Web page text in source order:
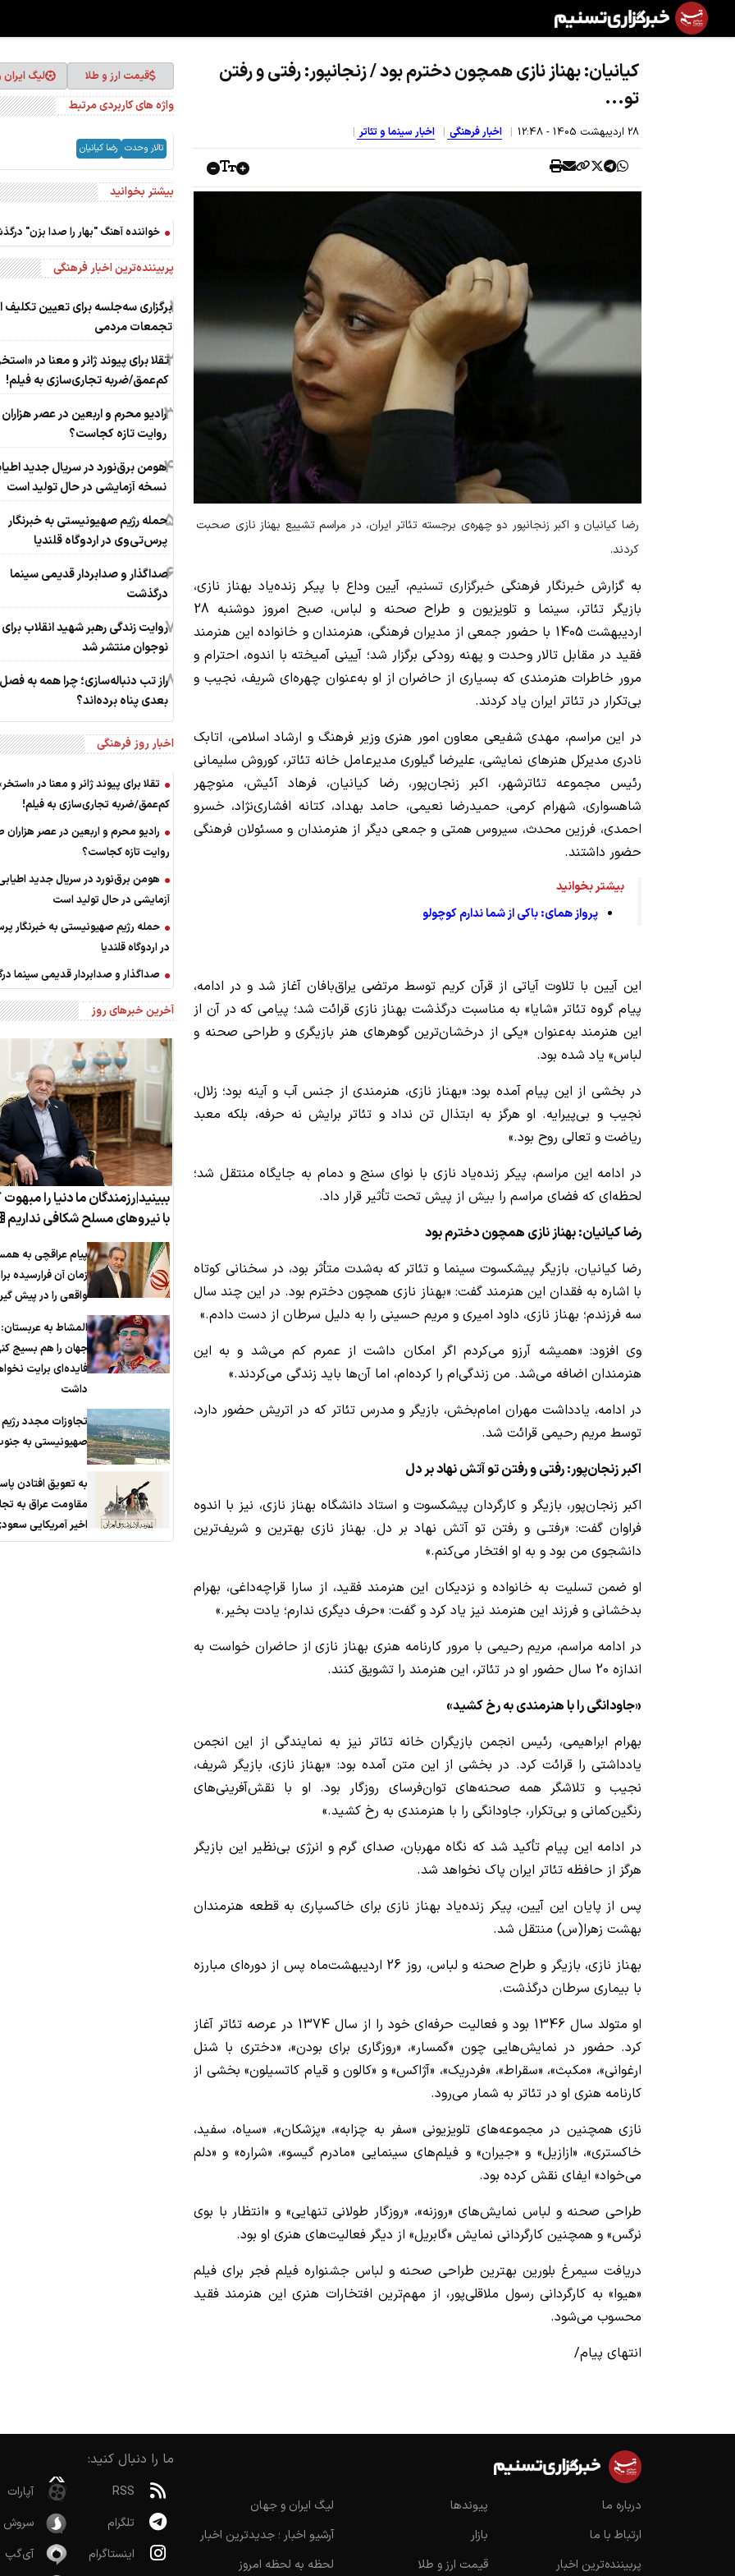
کیانیان: بهناز نازی همچون دخترم بود / زنجانپور: رفتی و رفتن
تو...
28 ارديبهشت 1405 - 12:48 اخبار فرهنگی اخبار سینما و تئاتر
رضا کیانیان و اکبر زنجانپور دو چهره‌ی برجسته تئاتر ایران، در مراسم تشییع بهناز نازی صحبت
کردند.
به گزارش خبرنگار فرهنگی خبرگزاری تسنیم، آیین وداع با پیکر زنده‌یاد بهناز نازی،
بازیگر تئاتر، سینما و تلویزیون و طراح صحنه و لباس، صبح امروز دوشنبه 28
اردیبهشت‌ 1405 با حضور جمعی از مدیران فرهنگی، هنرمندان و خانواده این هنرمند
فقید در مقابل تالار وحدت و پهنه رودکی برگزار شد؛ آیینی آمیخته با اندوه، احترام و
مرور خاطرات هنرمندی که بسیاری از حاضران از او به‌عنوان چهره‌ای شریف، نجیب و
بی‌تکرار در تئاتر ایران یاد کردند.
در این مراسم، مهدی شفیعی معاون امور هنری وزیر فرهنگ و ارشاد اسلامی، اتابک
نادری مدیرکل هنرهای نمایشی، علیرضا گیلوری مدیرعامل خانه تئاتر، کوروش سلیمانی
رئیس مجموعه تئاترشهر، اکبر زنجان‌پور، رضا کیانیان، فرهاد آئیش، منوچهر
شاهسواری، شهرام کرمی، حمیدرضا نعیمی، حامد بهداد، کتانه افشاری‌نژاد، خسرو
احمدی، فرزین محدث، سیروس همتی و جمعی دیگر از هنرمندان و مسئولان فرهنگی
حضور داشتند.
بیشتر بخوانید
پرواز همای: باکی از شما ندارم کوچولو
این آیین با تلاوت آیاتی از قرآن کریم توسط مرتضی یراق‌بافان آغاز شد و در ادامه،
پیام گروه تئاتر «شایا» به مناسبت درگذشت بهناز نازی قرائت شد؛ پیامی که در آن از
این هنرمند به‌عنوان «یکی از درخشان‌ترین گوهرهای هنر بازیگری و طراحی صحنه و
لباس» یاد شده بود.
در بخشی از این پیام آمده بود: «بهناز نازی، هنرمندی از جنس آب و آینه بود؛ زلال،
نجیب و بی‌پیرایه. او هرگز به ابتذال تن نداد و تئاتر برایش نه حرفه، بلکه معبد
ریاضت و تعالی روح بود.»
در ادامه این مراسم، پیکر زنده‌یاد نازی با نوای سنج و دمام به جایگاه منتقل شد؛
لحظه‌ای که فضای مراسم را بیش از پیش تحت تأثیر قرار داد.
رضا کیانیان: بهناز نازی همچون دخترم بود
رضا کیانیان، بازیگر پیشکسوت سینما و تئاتر که به‌شدت متأثر بود، در سخنانی کوتاه
با اشاره به فقدان این هنرمند گفت: «بهناز نازی همچون دخترم بود. در این چند سال
سه فرزندم؛ بهناز نازی، داود امیری و مریم حسینی را به دلیل سرطان از دست دادم.»
وی افزود: «همیشه آرزو می‌کردم اگر امکان داشت از عمرم کم می‌شد و به این
هنرمندان اضافه می‌شد. من زندگی‌ام را کرده‌ام، اما آن‌ها باید زندگی می‌کردند.»
در ادامه، یادداشت مهران امام‌بخش، بازیگر و مدرس تئاتر که در اتریش حضور دارد،
توسط مریم رحیمی قرائت شد.
اکبر زنجان‌پور: رفتی و رفتن تو آتش نهاد بر دل
اکبر زنجان‌پور، بازیگر و کارگردان پیشکسوت و استاد دانشگاه بهناز نازی، نیز با اندوه
فراوان گفت: «رفتـی و رفتن تو آتش نهاد بر دل. بهناز نازی بهترین و شریف‌ترین
دانشجوی من بود و به او افتخار می‌کنم.»
او ضمن تسلیت به خانواده و نزدیکان این هنرمند فقید، از سارا قراچه‌داغی، بهرام
بدخشانی و فرزند این هنرمند نیز یاد کرد و گفت: «حرف دیگری ندارم؛ یادت بخیر.»
در ادامه مراسم، مریم رحیمی با مرور کارنامه هنری بهناز نازی از حاضران خواست به
اندازه 20 سال حضور او در تئاتر، این هنرمند را تشویق کنند.
«جاودانگی را با هنرمندی به رخ کشید»
بهرام ابراهیمی، رئیس انجمن بازیگران خانه تئاتر نیز به نمایندگی از این انجمن
یادداشتی را قرائت کرد. در بخشی از این متن آمده بود: «بهناز نازی، بازیگر شریف،
نجیب و تلاشگر همه صحنه‌های توان‌فرسای روزگار بود. او با نقش‌آفرینی‌های
رنگین‌کمانی و بی‌تکرار، جاودانگی را با هنرمندی به رخ کشید.»
در ادامه این پیام تأکید شد که نگاه مهربان، صدای گرم و انرژی بی‌نظیر این بازیگر
هرگز از حافظه تئاتر ایران پاک نخواهد شد.
پس از پایان این آیین، پیکر زنده‌یاد بهناز نازی برای خاکسپاری به قطعه هنرمندان
بهشت زهرا(س) منتقل شد.
بهناز نازی، بازیگر و طراح صحنه و لباس، روز 26 اردیبهشت‌ماه پس از دوره‌ای مبارزه
با بیماری سرطان درگذشت.
او متولد سال 1346 بود و فعالیت حرفه‌ای خود را از سال 1374 در عرصه تئاتر آغاز
کرد. حضور در نمایش‌هایی چون «گمسار»، «روزگاری برای بودن»، «دختری با شنل
ارغوانی»، «مکبث»، «سقراط»، «فردریک»، «آژاکس» و «کالون و قیام کاتسیلون» بخشی از
کارنامه هنری او در تئاتر به شمار می‌رود.
نازی همچنین در مجموعه‌های تلویزیونی «سفر به چزابه»، «پزشکان»، «سیاه، سفید،
خاکستری»، «ازازیل» و «جیران» و فیلم‌های سینمایی «مادرم گیسو»، «شراره» و «دلم
می‌خواد» ایفای نقش کرده بود.
طراحی صحنه و لباس نمایش‌های «روزنه»، «روزگار طولانی تنهایی» و «انتظار با بوی
نرگس» و همچنین کارگردانی نمایش «گابریل» از دیگر فعالیت‌های هنری او بود.
دریافت سیمرغ بلورین بهترین طراحی صحنه و لباس جشنواره فیلم فجر برای فیلم
«هیوا» به کارگردانی رسول ملاقلی‌پور، از مهم‌ترین افتخارات هنری این هنرمند فقید
محسوب می‌شود.
انتهای پیام/
قیمت ارز و طلا لیگ
واژه های کاربردی مرتبط
تالار وحدت رضا کیانیان
بیشتر بخوانید
خواننده آهنگ "بهار را صدا بزن"
پربیننده‌ترین اخبار فرهنگی
1برگزاری سه‌جلسه برای تعیین تکلیف
تجمعات مردمی
2تقلا برای پیوند ژانر و معنا در
کم‌عمق/ضربه تجاری‌سازی به فیلم!
3رادیو محرم و اربعین در عصر
روایت تازه کجاست؟
4هومن برق‌نورد در سریال جدید
نسخه آزمایشی در حال تولید است
5حمله رژیم صهیونیستی به خبرنگار
پرس‌تی‌وی در اردوگاه قلندیا
6صداگذار و صدابردار قدیمی سینما
درگذشت
7روایت زندگی رهبر شهید انقلاب
نوجوان منتشر شد
8راز تب دنباله‌سازی؛ چرا همه به
بعدی پناه برده‌اند؟
اخبار روز فرهنگی
تقلا برای پیوند ژانر و معنا در
کم‌عمق/ضربه تجاری‌سازی به فیلم!
رادیو محرم و اربعین در عصر هزاران
روایت تازه کجاست؟
هومن برق‌نورد در سریال جدید
آزمایشی در حال تولید است
حمله رژیم صهیونیستی به خبرنگار
در اردوگاه قلندیا
صداگذار و صدابردار قدیمی سینما
آخرین خبرهای روز
ببینید|رزمندگان ما دنیا را
با نیروهای مسلح شکافی نداریم
پیام عراقچی به
زمان آن فرارسیده
واقعی را در پیش
المشاط به
جهان را هم بسیج
فایده‌ای برایت
داشت
تجاوزات مجدد رژیم
صهیونیستی به
به تعویق افتادن
مقاومت عراق به
اخیر آمریکایی
درباره ما
ارتباط با ما
پربیننده‌ترین اخبار
پیوندها
بازار
قیمت ارز و طلا
لیگ ایران و جهان
آرشیو اخبار ؛ جدیدترین اخبار
لحظه به لحظه امروز
ما را دنبال کنید:
RSS
تلگرام
اینستاگرام
آپارات
سروش
آی‌گپ